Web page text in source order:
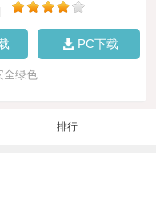
PC下载
全绿色
排行